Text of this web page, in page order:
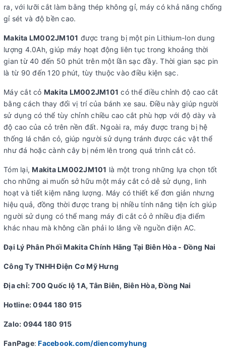
ra, với lưỡi cắt làm bằng thép không gỉ, máy có khả năng chống
gỉ sét và độ bền cao.
Makita LM002JM101 được trang bị một pin Lithium-Ion dung
lượng 4.0Ah, giúp máy hoạt động liên tục trong khoảng thời
gian từ 40 đến 50 phút trên một lần sạc đầy. Thời gian sạc pin
là từ 90 đến 120 phút, tùy thuộc vào điều kiện sạc.
Máy cắt cỏ Makita LM002JM101 có thể điều chỉnh độ cao cắt
bằng cách thay đổi vị trí của bánh xe sau. Điều này giúp người
sử dụng có thể tùy chỉnh chiều cao cắt phù hợp với độ dày và
độ cao của cỏ trên nền đất. Ngoài ra, máy được trang bị hệ
thống lá chắn cỏ, giúp người sử dụng tránh được các vật thể
như đá hoặc cành cây bị ném lên trong quá trình cắt cỏ.
Tóm lại,Makita LM002JM101 là một trong những lựa chọn tốt
cho những ai muốn sở hữu một máy cắt cỏ dễ sử dụng, linh
hoạt và tiết kiệm năng lượng. Máy có thiết kế đơn giản nhưng
hiệu quả, đồng thời được trang bị nhiều tính năng tiện ích giúp
người sử dụng có thể mang máy đi cắt cỏ ở nhiều địa điểm
khác nhau mà không cần phải lo lắng về nguồn điện AC.
Đại Lý Phân Phối Makita Chính Hãng Tại Biên Hòa - Đồng Nai
Công Ty TNHH Điện Cơ Mỹ Hưng
Địa chỉ: 700 Quốc lộ 1A, Tân Biên, Biên Hòa, Đồng Nai
Hotline: 0944 180 915
Zalo: 0944 180 915
FanPage: Facebook.com/diencomyhung